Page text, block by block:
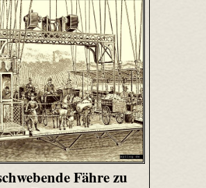
Fähre zu